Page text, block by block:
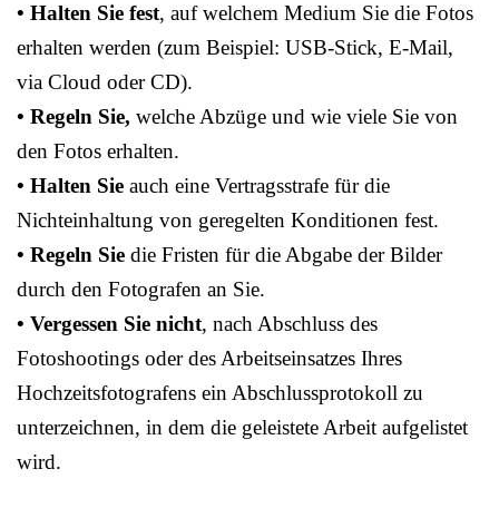
• Halten Sie fest, auf welchem Medium Sie die Fotos
erhalten werden (zum Beispiel: USB-Stick, E-Mail,
via Cloud oder CD).
• Regeln Sie, welche Abzüge und wie viele Sie von
den Fotos erhalten.
• Halten Sie auch eine Vertragsstrafe für die
Nichteinhaltung von geregelten Konditionen fest.
• Regeln Sie die Fristen für die Abgabe der Bilder
durch den Fotografen an Sie.
• Vergessen Sie nicht, nach Abschluss des
Fotoshootings oder des Arbeitseinsatzes Ihres
Hochzeitsfotografens ein Abschlussprotokoll zu
unterzeichnen, in dem die geleistete Arbeit aufgelistet
wird.